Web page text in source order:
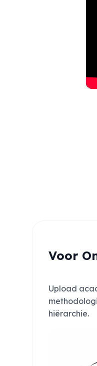
Voor
Upload
hiërarchie.